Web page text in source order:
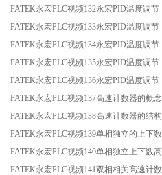
FATEK永宏PLC视频132永宏PID温度调
FATEK永宏PLC视频133永宏PID温度调
FATEK永宏PLC视频134永宏PID温度调
FATEK永宏PLC视频135永宏PID温度调
FATEK永宏PLC视频136永宏PID温度调
FATEK永宏PLC视频137高速计数器的概
FATEK永宏PLC视频138高速计数器的结
FATEK永宏PLC视频139单相独立的上下
FATEK永宏PLC视频140单相独立上下数
FATEK永宏PLC视频141双相相关高速计